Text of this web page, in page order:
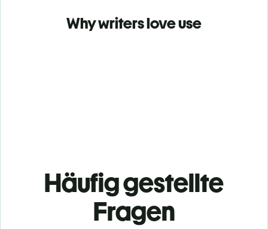
Why writers love use
Häufig gestellte
Fragen